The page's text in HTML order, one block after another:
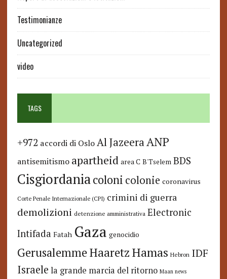
Testimonianze
Uncategorized
video
TAGS
+972 accordi di Oslo Al JazeeraANP
antisemitismo apartheid area C B'Tselem BDS
Cisgiordaniacoloni colonie coronavirus
Corte Penale Internazionale (CPI) crimini di guerra
demolizioni detenzione amministrativa Electronic
Intifada Fatah Gaza genocidio
GerusalemmeHaaretzHamas Hebron IDF
Israele la grande marcia del ritorno Maan news